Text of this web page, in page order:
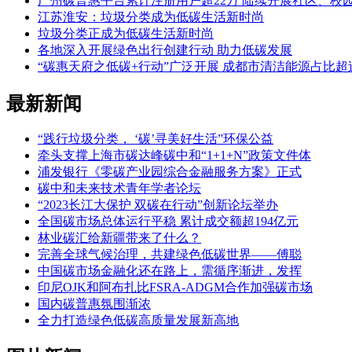
江苏淮安：垃圾分类成为低碳生活新时尚
垃圾分类正成为低碳生活新时尚
各地深入开展绿色出行创建行动 助力低碳发展
“碳惠天府之低碳+行动”广泛开展 成都市清洁能源占比超
最新新闻
“践行垃圾分类， ‘碳’寻美好生活”环保公益
牵头支撑上海市碳达峰碳中和“1+1+N”政策文件体
浦发银行《零碳产业园综合金融服务方案》正式
碳中和未来技术青年学者论坛
“2023长江大保护 双碳在行动”创新论坛举办
全国碳市场总体运行平稳 累计成交额超194亿元
林业碳汇给新疆带来了什么？
完善全球气候治理，共建绿色低碳世界——傅聪
中国碳市场金融化还在路上，需循序渐进，发挥
印尼OJK和阿布扎比FSRA-ADGM合作加强碳市场
国内碳普惠氛围渐浓
全力打造绿色低碳高质量发展新高地